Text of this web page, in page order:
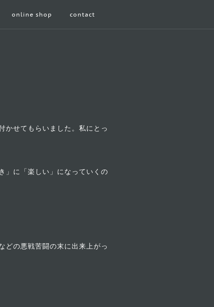
online shop contact
かせてもらいました。私にとっ
」に「楽しい」になっていくの
どの悪戦苦闘の末に出来上がっ